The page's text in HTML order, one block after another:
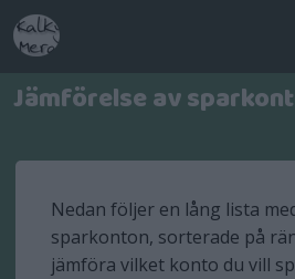
Jämförelse av
Nedan följer en lång lista
sparkonton, sorterade på
jämföra vilket konto du vill